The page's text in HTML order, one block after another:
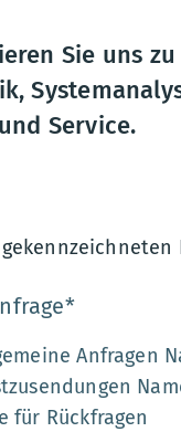
Sie uns
Service.
*
Anfragen
für Rückfragen